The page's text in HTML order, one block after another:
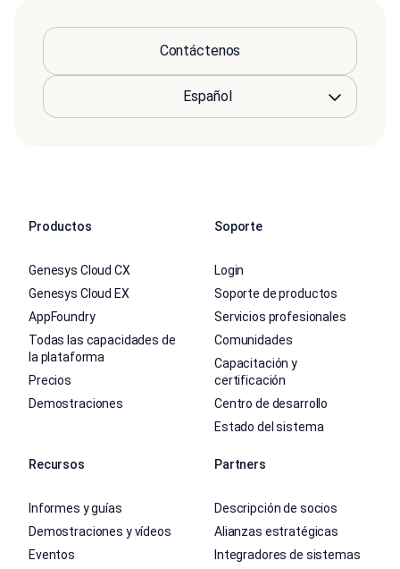
Contáctenos
Productos
Genesys Cloud CX
Genesys Cloud EX
AppFoundry
Todas las capacidades de
la plataforma
Precios
Demostraciones
Soporte
Login
Soporte de productos
Servicios profesionales
Comunidades
Capacitación y
certificación
Centro de desarrollo
Estado del sistema
Recursos
Informes y guías
Demostraciones y vídeos
Eventos
Partners
Descripción de socios
Alianzas estratégicas
Integradores de sistemas